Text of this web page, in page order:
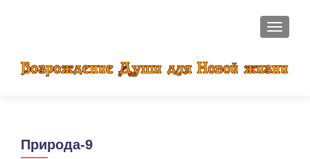
Природа-9